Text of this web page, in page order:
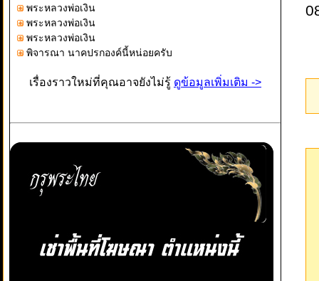
พระหลวงพ่อเงิน
พระหลวงพ่อเงิน
พระหลวงพ่อเงิน
พิจารณา นาคปรกองค์นี้หน่อยครับ
เรื่องราวใหม่ที่คุณอาจยังไม่รู้ ดูข้อมูลเพิ่มเติม ->